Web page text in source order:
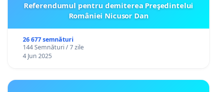
Referendumul pentru demiterea Preşedintelui
României Nicusor Dan
26 677 semnături
144 Semnături / 7 zile
4 Jun 2025